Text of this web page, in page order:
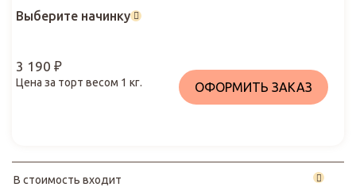
Выберите начинку
3 190 ₽
Цена за торт весом 1 кг. ОФОРМИТЬ ЗАКАЗ
В стоимость входит